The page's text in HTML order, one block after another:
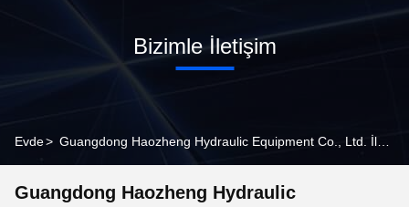
Bizimle İletişim
Evde>
Guangdong Haozheng Hydraulic